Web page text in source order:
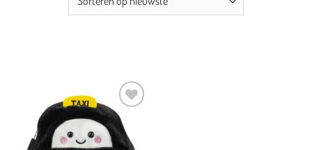
Toevoegen
aan
verlanglijst